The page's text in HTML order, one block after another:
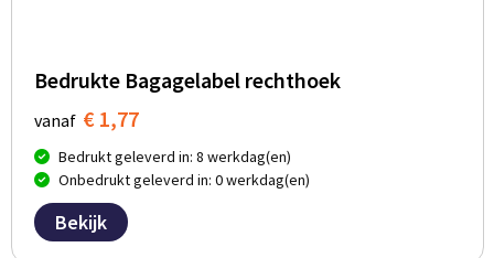
Bedrukte Bagagelabel rechthoek
vanaf € 1,77
Bedrukt geleverd in: 8 werkdag(en)
Onbedrukt geleverd in: 0 werkdag(en)
Bekijk